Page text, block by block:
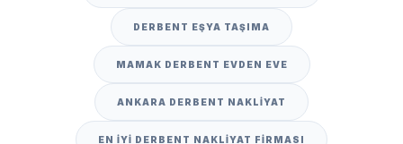
DERBENT EŞYA TAŞIMA
MAMAK DERBENT EVDEN EVE
ANKARA DERBENT NAKLIYAT
EN IYI DERBENT NAKLIYAT FIRMASI